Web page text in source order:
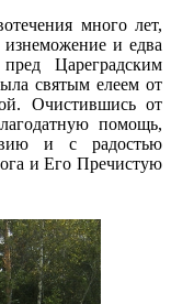
много лет,
и едва
Цареградским
святым елеем от
Очистившись от
помощь,
и с радостью
и Его Пречистую